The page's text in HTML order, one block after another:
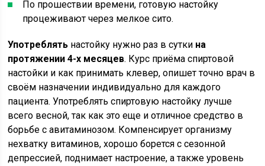
По прошествии времени, готовую настойку
процеживают через мелкое сито.
Употреблять настойку нужно раз в сутки на
протяжении 4-х месяцев. Курс приёма спиртовой
настойки и как принимать клевер, опишет точно врач в
своём назначении индивидуально для каждого
пациента. Употреблять спиртовую настойку лучше
всего весной, так как это еще и отличное средство в
борьбе с авитаминозом. Компенсирует организму
нехватку витаминов, хорошо борется с сезонной
депрессией, поднимает настроение, а также уровень